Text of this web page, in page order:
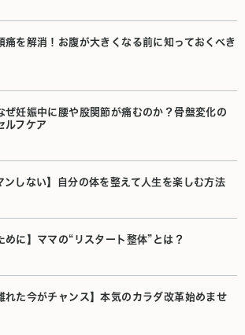
痛を解消！お腹が大きくなる前に知っておくべき
ぜ妊娠中に腰や股関節が痛むのか？骨盤変化の
ルフケア
ンしない】自分の体を整えて人生を楽しむ方法
めに】ママの“リスタート整体”とは？
れた今がチャンス】本気のカラダ改革始めませ